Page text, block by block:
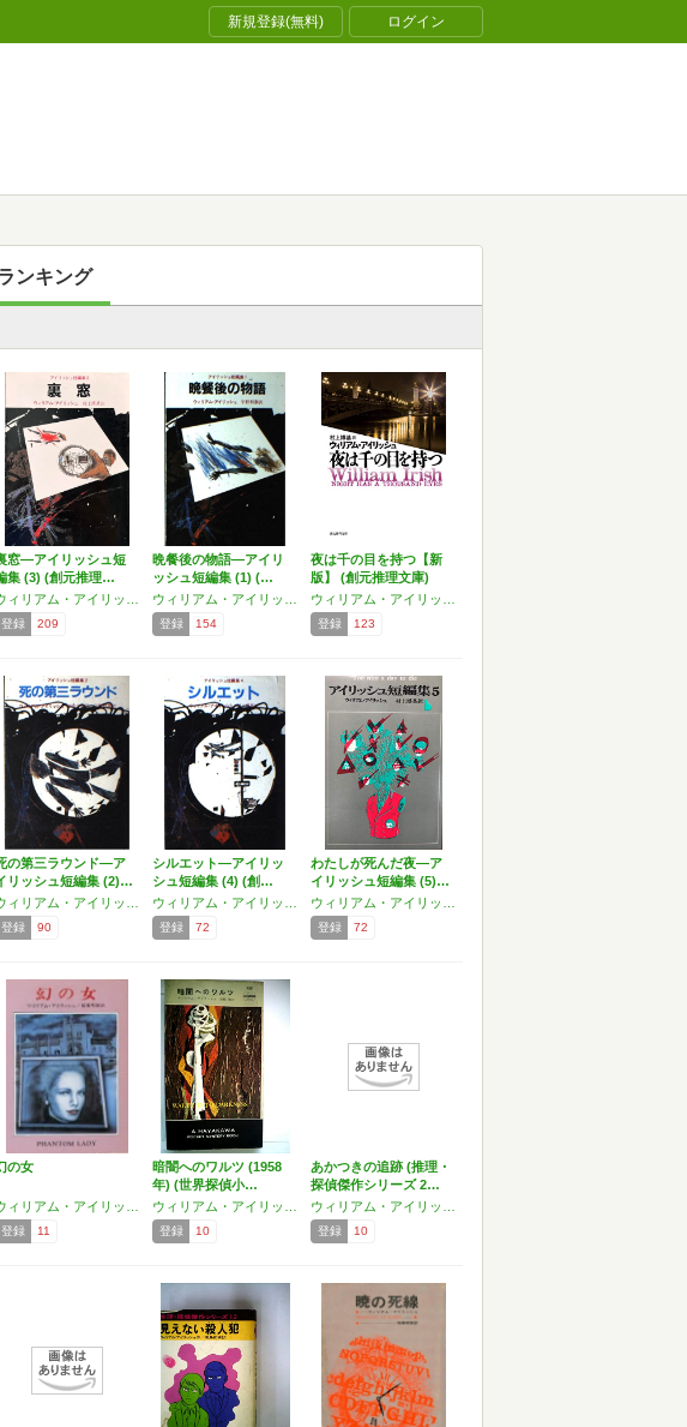
新規登録(無料) ログイン
ンキング
窓―アイリッシュ短
集 (3) (創元推理…
登録 209
晩餐後の物語―アイリ
ッシュ短編集 (1) (…
登録 154
夜は千の目を持つ【新
版】 (創元推理文庫)
登録 123
の第三ラウンド―ア
リッシュ短編集 (2)…
登録 90
シルエット―アイリッ
シュ短編集 (4) (創…
登録 72
わたしが死んだ夜―ア
イリッシュ短編集 (5)…
登録 72
の女
登録 11
暗闇へのワルツ (1958
年) (世界探偵小…
登録 10
あかつきの追跡 (推理・
探偵傑作シリーズ 2…
登録 10